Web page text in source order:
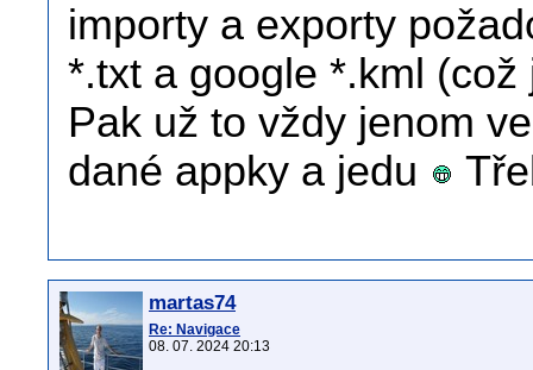
importy a exporty
*.txt a google *.kml
Pak už to vždy jenom
dané appky a jedu
martas74
Re: Navigace
08. 07. 2024 20:13